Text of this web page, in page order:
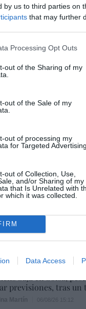
by us to third parties on
that may further
Processing Opt Outs
out of the Sharing of my
out of the Sale of my
out of processing my
for Targeted Advertising.
out of Collection, Use,
and/or Sharing of my
that Is Unrelated with
which it was collected.
Data Access
y hará más
Martín 06/08/26 17:11
Díaz, el penúltimo
Sánchez, escaso
internacional: se
número dos de la OIT
Martín
De la Espriella
y el sabotaje de la
Gutiérrez 06/08/26
PNV opina
previsiones, tras